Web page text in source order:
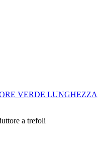
a trefoli